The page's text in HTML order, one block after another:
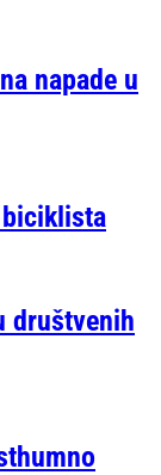
napade u
društvenih